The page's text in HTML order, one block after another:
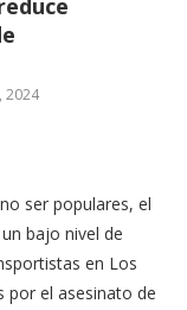
2024
ser populares, el
bajo nivel de
en Los
por el asesinato de